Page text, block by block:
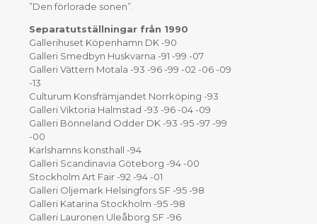
”Den förlorade sonen”.
Separatutställningar från 1990
Gallerihuset Köpenhamn DK -90
Galleri Smedbyn Huskvarna -91 -99 -07
Galleri Vättern Motala -93 -96 -99 -02 -06 -09
-13
Culturum Konsfrämjandet Norrköping -93
Galleri Viktoria Halmstad -93 -96 -04 -09
Galleri Bönneland Odder DK -93 -95 -97 -99
-00
Karlshamns konsthall -94
Galleri Scandinavia Göteborg -94 -00
Stockholm Art Fair -92 -94 -01
Galleri Oljemark Helsingfors SF -95 -98
Galleri Katarina Stockholm -95 -98
Galleri Lauronen Uleåborg SF -96